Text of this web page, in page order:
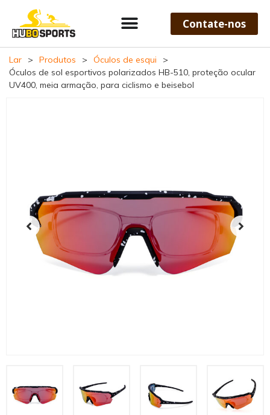
Contate-nos
Lar > Produtos > Óculos de esqui
>
Óculos de sol esportivos polarizados HB-510, proteção ocular
UV400, meia armação, para ciclismo e beisebol